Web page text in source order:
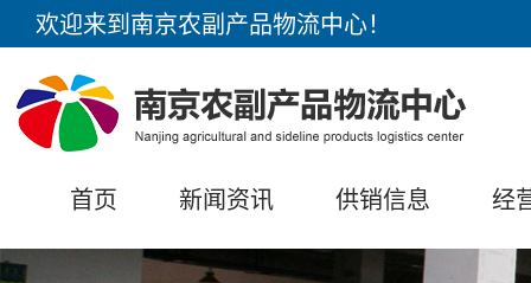
欢迎来到南京农副产品物流中心！
首页 新闻资讯 供销信息 经